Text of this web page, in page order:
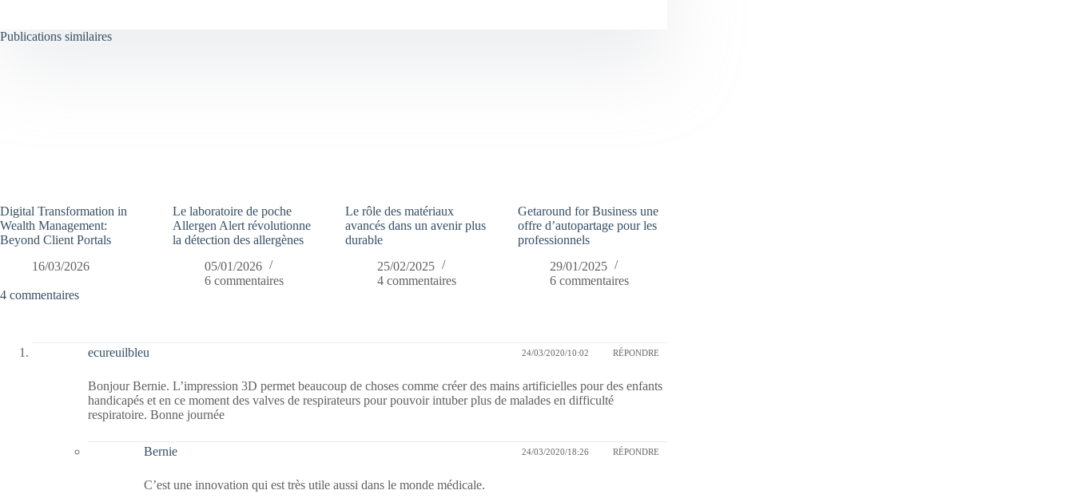
Publications similaires
Digital Transformation in
Wealth Management:
Beyond Client Portals
16/03/2026
Le laboratoire de poche
Allergen Alert révolutionne
la détection des allergènes
05/01/2026
6 commentaires
Le rôle des matériaux
avancés dans un avenir plus
durable
25/02/2025
4 commentaires
Getaround for Business une
offre d’autopartage pour les
professionnels
29/01/2025
6 commentaires
4 commentaires
ecureuilbleu 24/03/2020/10:02 RÉPONDRE
Bonjour Bernie. L’impression 3D permet beaucoup de choses comme créer des mains artificielles pour des enfants
handicapés et en ce moment des valves de respirateurs pour pouvoir intuber plus de malades en difficulté
respiratoire. Bonne journée
Bernie 24/03/2020/18:26 RÉPONDRE
C’est une innovation qui est très utile aussi dans le monde médicale.